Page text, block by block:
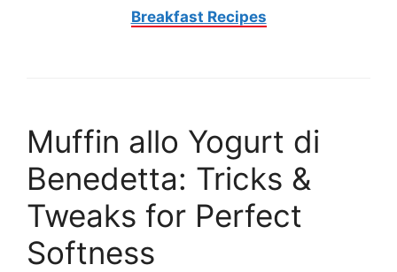
Breakfast Recipes
Muffin allo Yogurt di
Benedetta: Tricks &
Tweaks for Perfect
Softness